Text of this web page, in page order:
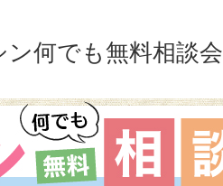
ン何でも無料相談会